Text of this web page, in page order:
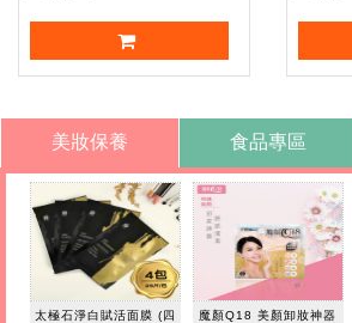
美妝保養 食品專區
太極石淨白賦活面膜 (四
魔顏Q18 美顏卸妝神器